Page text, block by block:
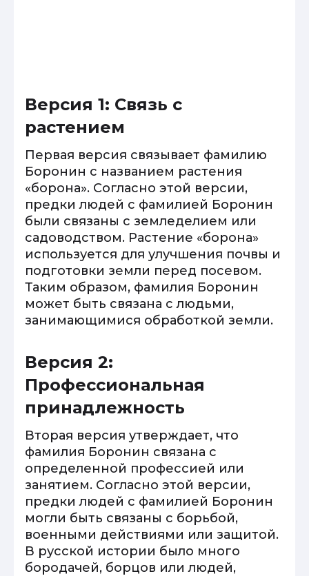
Версия 1: Связь с
растением
Первая версия связывает фамилию
Боронин с названием растения
«борона». Согласно этой версии,
предки людей с фамилией Боронин
были связаны с земледелием или
садоводством. Растение «борона»
используется для улучшения почвы и
подготовки земли перед посевом.
Таким образом, фамилия Боронин
может быть связана с людьми,
занимающимися обработкой земли.
Версия 2:
Профессиональная
принадлежность
Вторая версия утверждает, что
фамилия Боронин связана с
определенной профессией или
занятием. Согласно этой версии,
предки людей с фамилией Боронин
могли быть связаны с борьбой,
военными действиями или защитой.
В русской истории было много
бородачей, борцов или людей,